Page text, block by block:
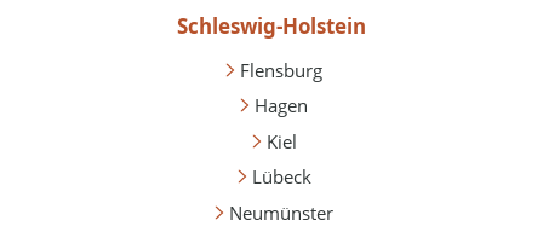
Schleswig-Holstein
Flensburg
Hagen
Kiel
Lübeck
Neumünster